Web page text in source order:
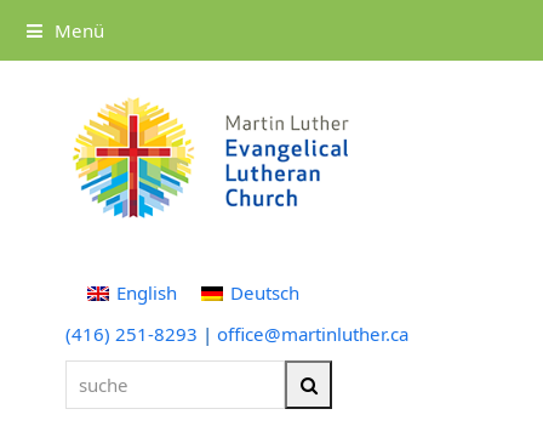
Menü
English
Deutsch
(416) 251-8293 | office@martinluther.ca
suche